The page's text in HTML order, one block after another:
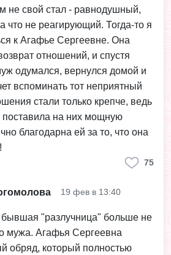
не свой стал - равнодушный,
что не реагирующий. Тогда-то я
к Агафье Сергеевне. Она
отношений, и спустя
одумался, вернулся домой и
вспоминать тот неприятный
стали только крепче, ведь
на них мощную
благодарна ей за то, что она
75
19 фев в 13:40
бывшая "разлучница" больше не
мужа. Агафья Сергеевна
обряд, который полностью